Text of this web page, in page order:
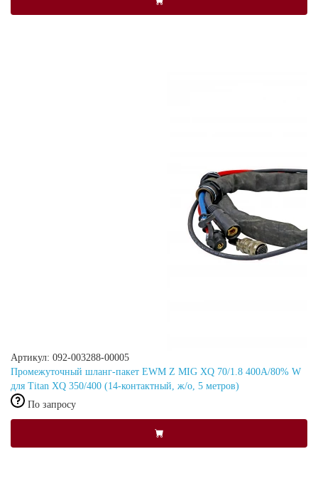
Артикул: 092-003288-00005
Промежуточный шланг-пакет EWM Z MIG XQ 70/1.8 400A/80% W
для Titan XQ 350/400 (14-контактный, ж/о, 5 метров)
По запросу